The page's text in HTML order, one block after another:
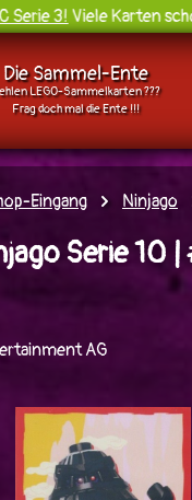
3!Viele Karten
Die Sammel-Ente
LEGO-Sammelkarten ???
Frag doch mal die Ente !!!
Eingang Ninjago
Serie 10
AG